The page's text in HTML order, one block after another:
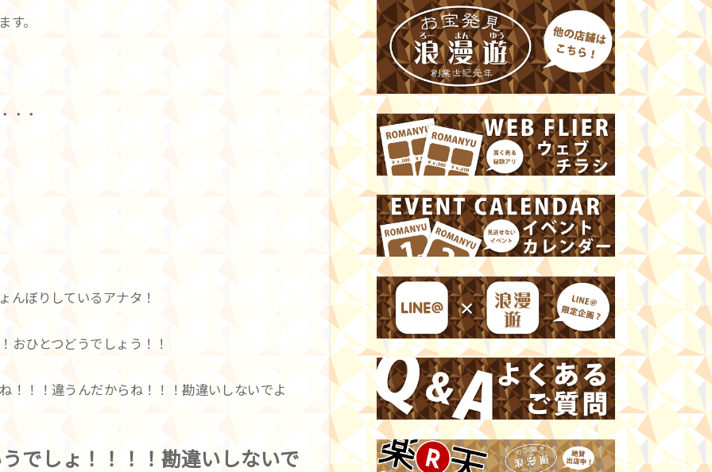
す。
・・
んぼりしているアナタ！
おひとつどうでしょう！！
！！！違うんだからね！！！勘違いしないでよ
でしょ！！！！勘違いしないで